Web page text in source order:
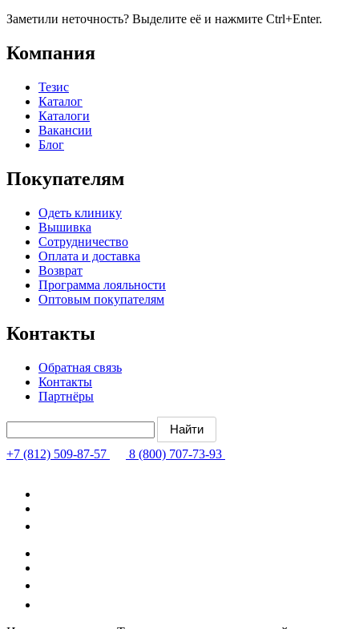
Заметили неточность? Выделите её и нажмите Ctrl+Enter.
Компания
Тезис
Каталог
Каталоги
Вакансии
Блог
Покупателям
Одеть клинику
Вышивка
Сотрудничество
Оплата и доставка
Возврат
Программа лояльности
Оптовым покупателям
Контакты
Обратная связь
Контакты
Партнёры
+7 (812) 509-87-57 8 (800) 707-73-93